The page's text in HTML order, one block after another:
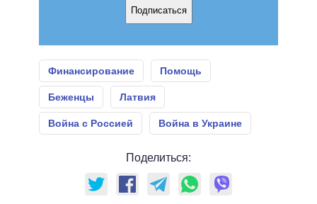
Подписаться
Финансирование Помощь
Беженцы Латвия
Война с Россией Война в Украине
Поделиться: